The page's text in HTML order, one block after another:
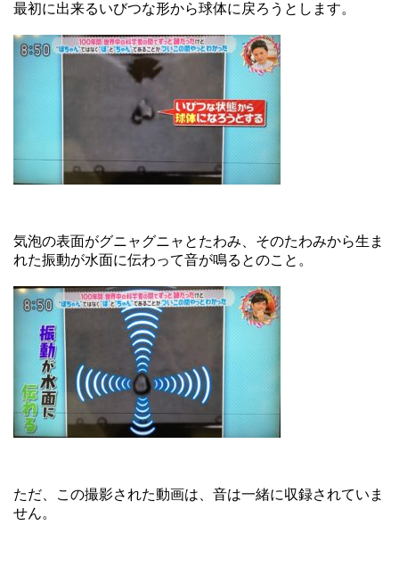
最初に出来るいびつな形から球体に戻ろうとします。
気泡の表面がグニャグニャとたわみ、そのたわみから生ま
れた振動が水面に伝わって音が鳴るとのこと。
ただ、この撮影された動画は、音は一緒に収録されていま
せん。